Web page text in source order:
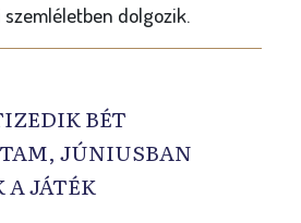
dolgozik.
BÉT
JÚNIUSBAN
A JÁTÉK